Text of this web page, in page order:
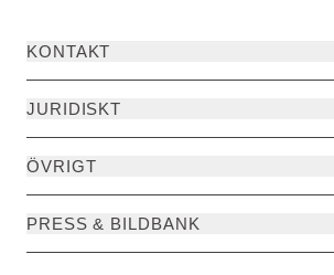
KONTAKT
JURIDISKT
ÖVRIGT
PRESS & BILDBANK